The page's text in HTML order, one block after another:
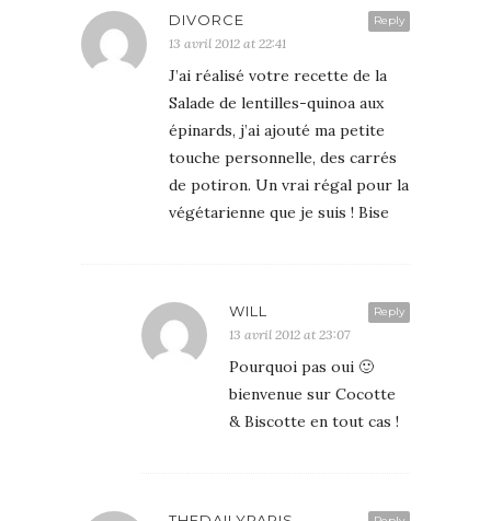
Reply
DIVORCE
13 avril 2012 at 22:41
J’ai réalisé votre recette de la
Salade de lentilles-quinoa aux
épinards, j’ai ajouté ma petite
touche personnelle, des carrés
de potiron. Un vrai régal pour la
végétarienne que je suis ! Bise
Reply
WILL
13 avril 2012 at 23:07
Pourquoi pas oui 🙂
bienvenue sur Cocotte
& Biscotte en tout cas !